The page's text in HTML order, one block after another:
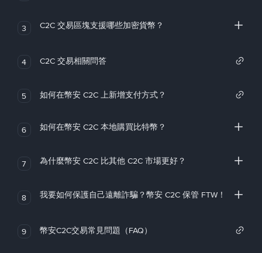
3 C2C 交易區塊支援哪些加密貨幣？
4 C2C 交易相關問答
5 如何在幣安 C2C 上新增支付方式？
6 如何在幣安 C2C 本地購買比特幣？
7 為什麼幣安 C2C 比其他 C2C 市場更好？
8 我要如何保護自己遠離詐騙？幣安 C2C 保管 FTW！
9 幣安C2C交易常見問題（FAQ）